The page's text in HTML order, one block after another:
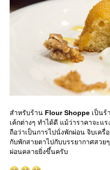
สำหรับร้าน Flour Shoppe เป็นร้
เค้กต่างๆ ทำได้ดี แม้ว่าราคาจะ
ถือว่าเป็นการไปนั่งพักผ่อน จิบเค
กับพักสายตาไปกับบรรยากาศสวย
ผ่อนคลายยิ่งขึ้นครับ